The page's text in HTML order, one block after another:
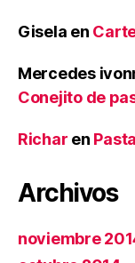
Gisela en
Mercedes
Conejito de
Richar en
Archivos
noviembre